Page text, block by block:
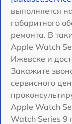
выполняется
габаритного
ремонта. В
Apple Watch
Ижевске и
Закажите
сервисного
Apple Watch
Watch Series 9